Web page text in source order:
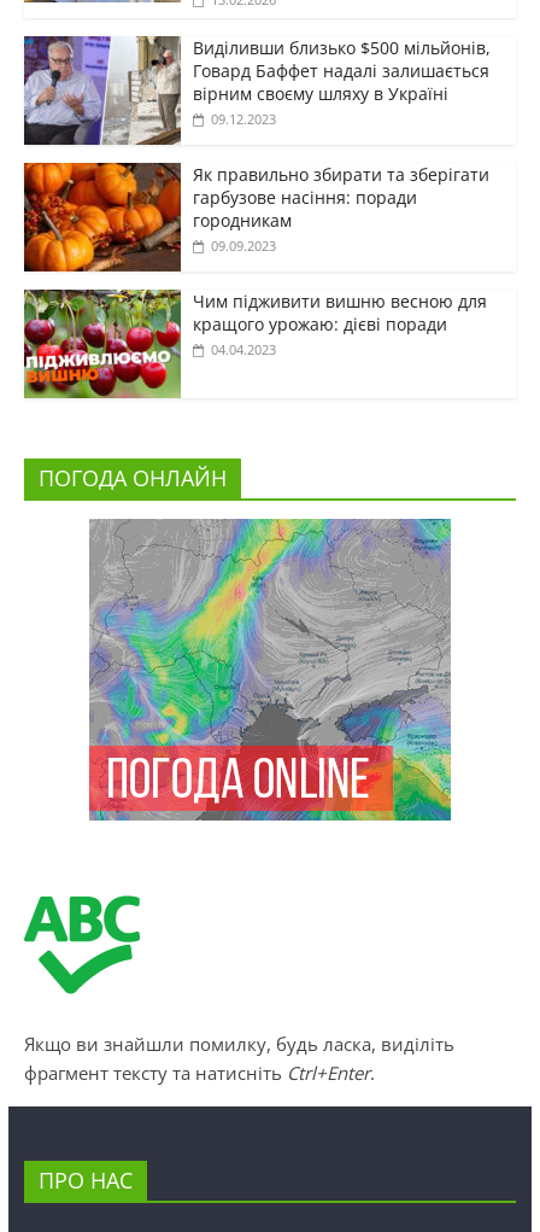
Виділивши близько $500 мільйонів,
Говард Баффет надалі залишається
вірним своєму шляху в Україні
09.12.2023
Як правильно збирати та зберігати
гарбузове насіння: поради
городникам
09.09.2023
Чим підживити вишню весною для
кращого урожаю: дієві поради
04.04.2023
ПОГОДА ОНЛАЙН
Якщо ви знайшли помилку, будь ласка, виділіть
фрагмент тексту та натисніть Ctrl+Enter.
ПРО НАС